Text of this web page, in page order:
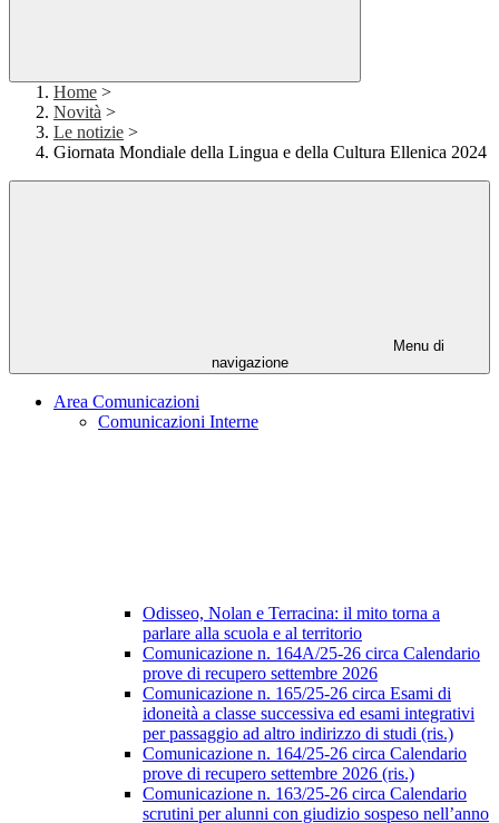
Home >
Novità >
Le notizie >
Giornata Mondiale della Lingua e della Cultura Ellenica 2024
Menu di
navigazione
Area Comunicazioni
Comunicazioni Interne
Odisseo, Nolan e Terracina: il mito torna a
parlare alla scuola e al territorio
Comunicazione n. 164A/25-26 circa Calendario
prove di recupero settembre 2026
Comunicazione n. 165/25-26 circa Esami di
idoneità a classe successiva ed esami integrativi
per passaggio ad altro indirizzo di studi (ris.)
Comunicazione n. 164/25-26 circa Calendario
prove di recupero settembre 2026 (ris.)
Comunicazione n. 163/25-26 circa Calendario
scrutini per alunni con giudizio sospeso nell’anno